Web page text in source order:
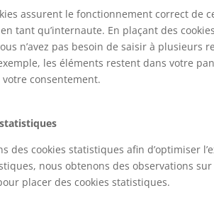
assurent le fonctionnement correct de
tant qu’internaute. En plaçant des
n’avez pas besoin de saisir à
les éléments restent dans votre
votre consentement.
des cookies statistiques afin d’optimiser
nous obtenons des observations
placer des cookies statistiques.